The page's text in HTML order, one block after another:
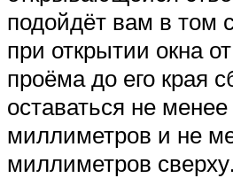
подойдёт вам в том
при открытии окна
проёма до его края
оставаться не
миллиметров и не
миллиметров сверху.